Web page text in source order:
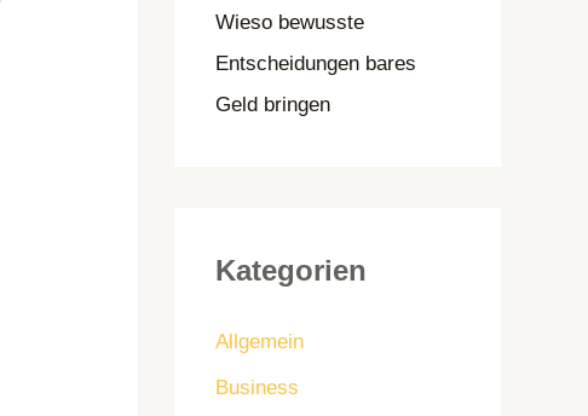
Wieso bewusste
Entscheidungen bares
Geld bringen
Kategorien
Allgemein
Business